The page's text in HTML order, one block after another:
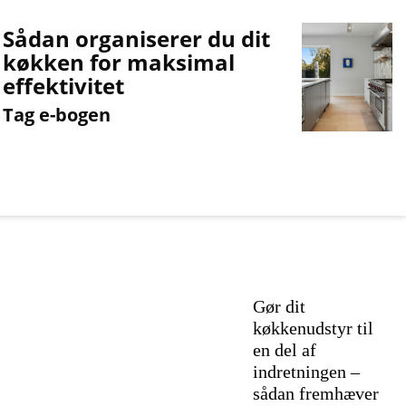
Sådan organiserer du dit
køkken for maksimal
effektivitet
Tag e-bogen
Gør dit
køkkenudstyr til
en del af
indretningen –
sådan fremhæver